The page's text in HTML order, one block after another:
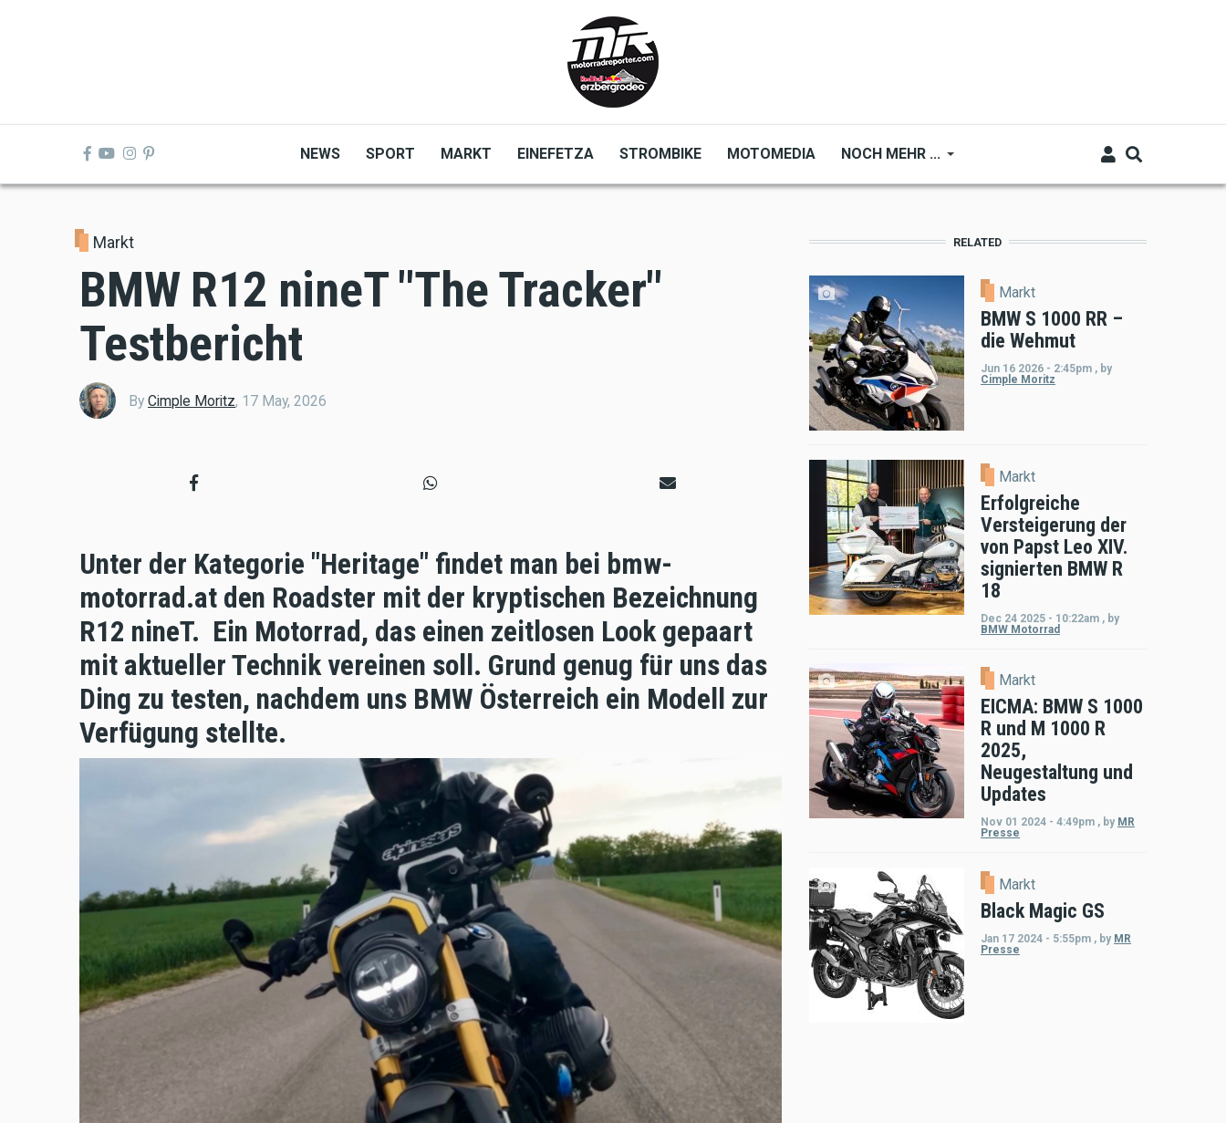
NEWS SPORT MARKT EINEFETZA STROMBIKE MOTOMEDIA NOCH MEHR ...
Markt
BMW R12 nineT "The Tracker"
Testbericht
By Cimple Moritz, 17 May, 2026
Unter der Kategorie "Heritage" findet man bei bmw-
motorrad.at den Roadster mit der kryptischen Bezeichnung
R12 nineT. Ein Motorrad, das einen zeitlosen Look gepaart
mit aktueller Technik vereinen soll. Grund genug für uns das
Ding zu testen, nachdem uns BMW Österreich ein Modell zur
Verfügung stellte.
RELATED
Markt
BMW S 1000 RR –
die Wehmut
Jun 16 2026 - 2:45pm , by
Cimple Moritz
Markt
Erfolgreiche
Versteigerung der
von Papst Leo XIV.
signierten BMW R
18
Dec 24 2025 - 10:22am , by
BMW Motorrad
Markt
EICMA: BMW S 1000
R und M 1000 R
2025,
Neugestaltung und
Updates
Nov 01 2024 - 4:49pm , by MR
Presse
Markt
Black Magic GS
Jan 17 2024 - 5:55pm , by MR
Presse